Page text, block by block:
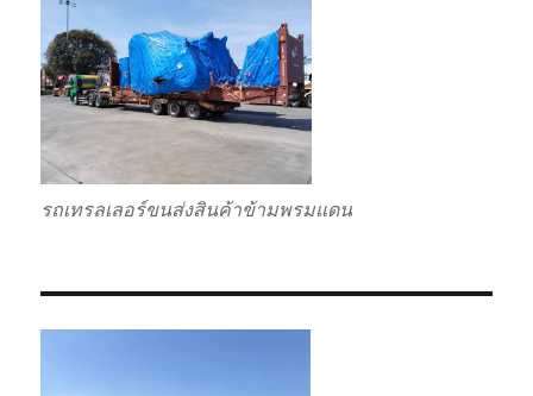
รถเทรลเลอร์ขนส่งสินค้าข้ามพรมแดน